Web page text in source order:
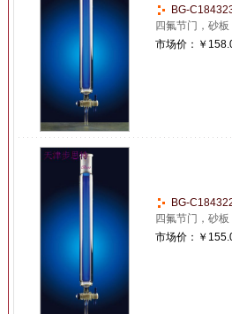
BG-
四氟节门，砂
市场价： ￥
BG-
四氟节门，砂
市场价： ￥